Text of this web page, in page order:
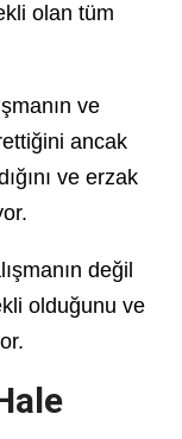
olan tüm
ve
ancak
ve erzak
değil
olduğunu ve